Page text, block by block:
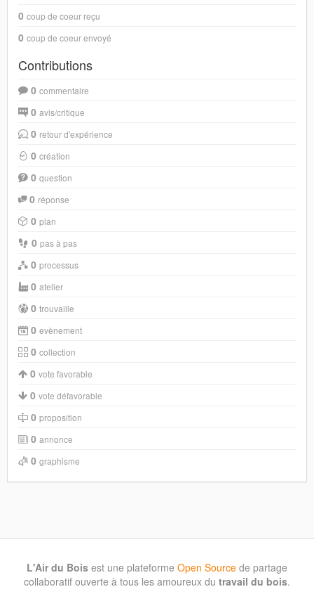
0 coup de coeur reçu
0 coup de coeur envoyé
Contributions
0 commentaire
0 avis/critique
0 retour d'expérience
0 création
0 question
0 réponse
0 plan
0 pas à pas
0 processus
0 atelier
0 trouvaille
0 evènement
0 collection
0 vote favorable
0 vote défavorable
0 proposition
0 annonce
0 graphisme
L'Air du Bois est une plateforme Open Source de partage
collaboratif ouverte à tous les amoureux du travail du bois.